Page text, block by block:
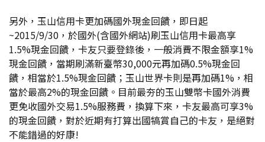
另外，玉山信用卡更加碼國外現金回饋，即日起
~2015/9/30，於國外(含國外網站)刷玉山信用卡最高享
1.5%現金回饋，卡友只要登錄後，一般消費不限金額享1%
現金回饋，當期刷滿新臺幣30,000元再加碼0.5%現金回
饋，相當於1.5%現金回饋；玉山世界卡則是再加碼1%，相
當於最高2%的現金回饋。目前最夯的玉山雙幣卡國外消費
更免收國外交易1.5%服務費，換算下來，卡友最高可享3%
的現金回饋，對於近期有打算出國犒賞自己的卡友，是絕對
不能錯過的好康!